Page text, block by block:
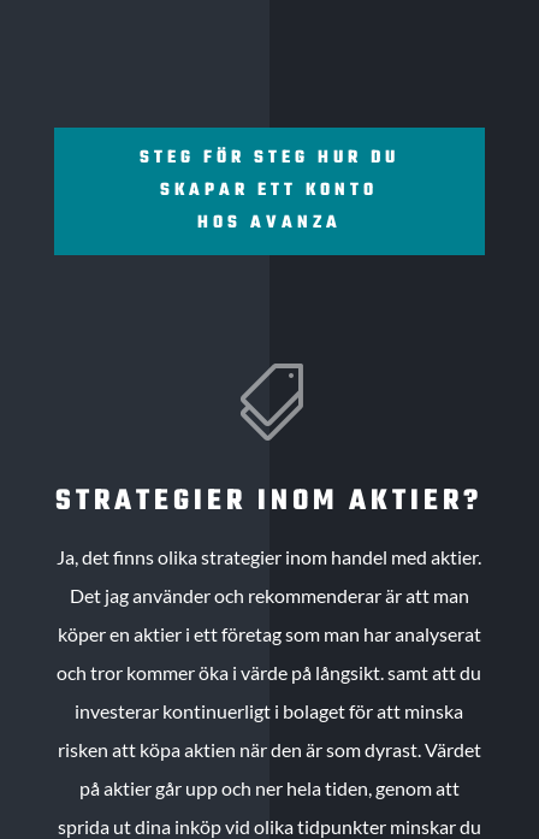
STEG FÖR STEG HUR DU
SKAPAR ETT KONTO
HOS AVANZA

STRATEGIER INOM AKTIER?
Ja, det finns olika strategier inom handel med aktier.
Det jag använder och rekommenderar är att man
köper en aktier i ett företag som man har analyserat
och tror kommer öka i värde på långsikt. samt att du
investerar kontinuerligt i bolaget för att minska
risken att köpa aktien när den är som dyrast. Värdet
på aktier går upp och ner hela tiden, genom att
sprida ut dina inköp vid olika tidpunkter minskar du